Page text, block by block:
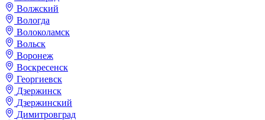
Волжский
Вологда
Волоколамск
Вольск
Воронеж
Воскресенск
Георгиевск
Дзержинск
Дзержинский
Димитровград